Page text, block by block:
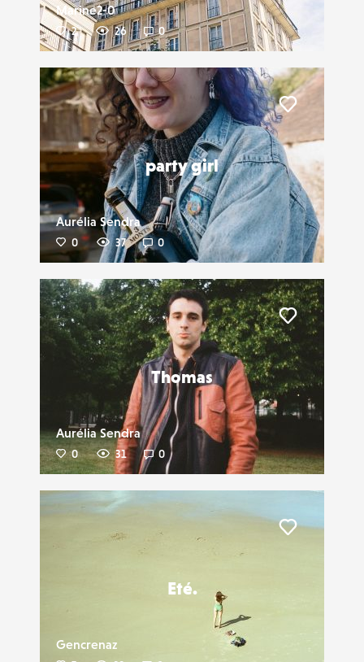
Marine2-0
2 26 0
party girl
Aurélia Sendra
0 37 0
Thomas
Aurélia Sendra
0 31 0
Liker
Eté.
Gencrenaz